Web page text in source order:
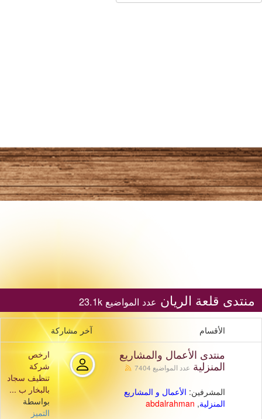
منتدى قلعة الريان عدد المواضيع 23.1k
الأقسام آخر مشاركة
منتدى الأعمال والمشاريع
المنزلية عدد المواضيع 7404
المشرفين: اﻷعمال و المشاريع
المنزلية,
abdalrahman
ارخص
شركة
تنظيف سجاد
بالبخار ب ...
بواسطة
التميز